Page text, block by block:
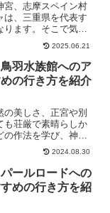
宮、志摩スペイン村
は、三重県を代表す
ります。そこで気に
のアクセス方法や観
そこで今回は、鳥羽
志摩スペイン村パル
連記事...
2025.06.21
羽水族館へのア
の行き方を紹介
の美しさ、正宮や別
も荘厳で素晴らしか
作法を学び、神様
させて頂きました。
、コンパクトに興味
っていて、次々に楽
回は、...
2024.08.30
ールロードへの
めの行き方を紹